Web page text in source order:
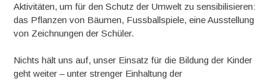
Aktivitäten, um für den Schutz der Umwelt zu sensibilisieren:
das Pflanzen von Bäumen, Fussballspiele, eine Ausstellung
von Zeichnungen der Schüler.
Nichts hält uns auf, unser Einsatz für die Bildung der Kinder
geht weiter – unter strenger Einhaltung der